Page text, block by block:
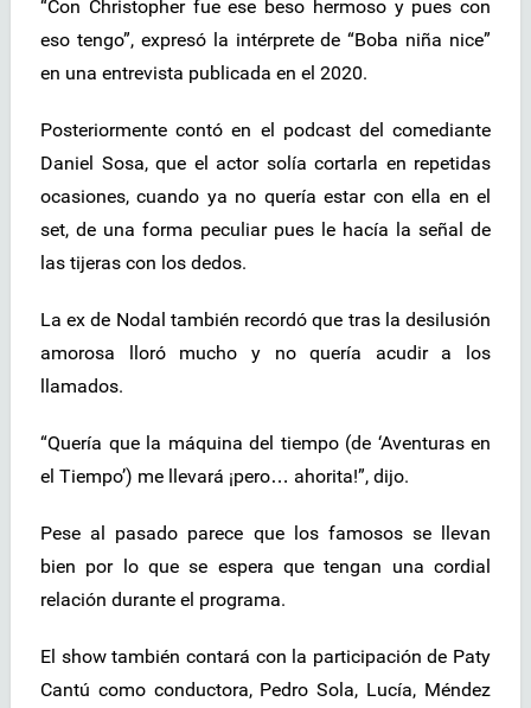
“Con Christopher fue ese beso hermoso y pues con
eso tengo”, expresó la intérprete de “Boba niña nice”
en una entrevista publicada en el 2020.
Posteriormente contó en el podcast del comediante
Daniel Sosa, que el actor solía cortarla en repetidas
ocasiones, cuando ya no quería estar con ella en el
set, de una forma peculiar pues le hacía la señal de
las tijeras con los dedos.
La ex de Nodal también recordó que tras la desilusión
amorosa lloró mucho y no quería acudir a los
llamados.
“Quería que la máquina del tiempo (de ‘Aventuras en
el Tiempo’) me llevará ¡pero… ahorita!”, dijo.
Pese al pasado parece que los famosos se llevan
bien por lo que se espera que tengan una cordial
relación durante el programa.
El show también contará con la participación de Paty
Cantú como conductora, Pedro Sola, Lucía, Méndez